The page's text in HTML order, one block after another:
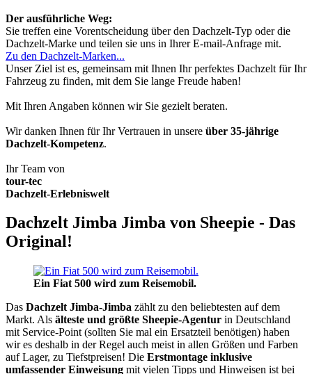
Der ausführliche Weg:
Sie treffen eine Vorentscheidung über den Dachzelt-Typ oder die
Dachzelt-Marke und teilen sie uns in Ihrer E-mail-Anfrage mit.
Zu den Dachzelt-Marken...
Unser Ziel ist es, gemeinsam mit Ihnen Ihr perfektes Dachzelt für Ihr
Fahrzeug zu finden, mit dem Sie lange Freude haben!
Mit Ihren Angaben können wir Sie gezielt beraten.
Wir danken Ihnen für Ihr Vertrauen in unsere über 35-jährige
Dachzelt-Kompetenz.
Ihr Team von
tour-tec
Dachzelt-Erlebniswelt
Dachzelt Jimba Jimba von Sheepie - Das
Original!
Ein Fiat 500 wird zum Reisemobil.
Das Dachzelt Jimba-Jimba zählt zu den beliebtesten auf dem
Markt. Als älteste und größte Sheepie-Agentur in Deutschland
mit Service-Point (sollten Sie mal ein Ersatzteil benötigen) haben
wir es deshalb in der Regel auch meist in allen Größen und Farben
auf Lager, zu Tiefstpreisen! Die Erstmontage inklusive
umfassender Einweisung mit vielen Tipps und Hinweisen ist bei